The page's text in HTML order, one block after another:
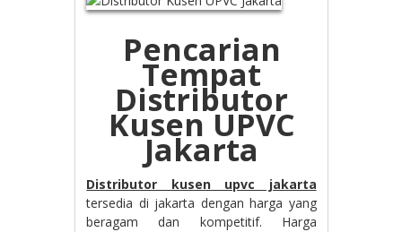
Pencarian
Tempat
Distributor
Kusen UPVC
Jakarta
Distributor kusen upvc jakarta
tersedia di jakarta dengan harga yang
beragam dan kompetitif. Harga